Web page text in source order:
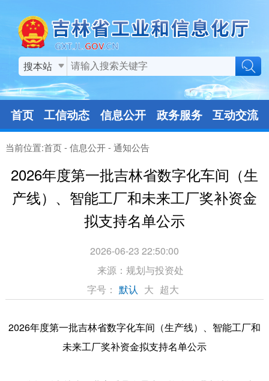
搜本站
首页 工信动态 信息公开 政务服务 互动交流
当前位置:首页-信息公开-通知公告
2026年度第一批吉林省数字化车间（生
产线）、智能工厂和未来工厂奖补资金
拟支持名单公示
2026-06-23 22:50:00
来源： 规划与投资处
字号： 默认 大 超大
2026年度第一批吉林省数字化车间（生产线）、智能工厂和
未来工厂奖补资金拟支持名单公示